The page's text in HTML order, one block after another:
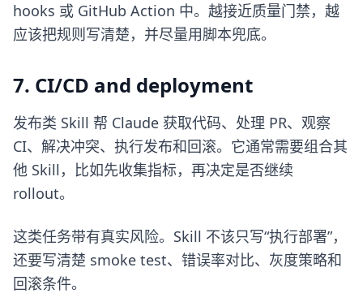
hooks 或 GitHub Action 中。越接近质量门禁，越
应该把规则写清楚，并尽量用脚本兜底。
7. CI/CD and deployment
发布类 Skill 帮 Claude 获取代码、处理 PR、观察
CI、解决冲突、执行发布和回滚。它通常需要组合其
他 Skill，比如先收集指标，再决定是否继续
rollout。
这类任务带有真实风险。Skill 不该只写“执行部署”，
还要写清楚 smoke test、错误率对比、灰度策略和
回滚条件。